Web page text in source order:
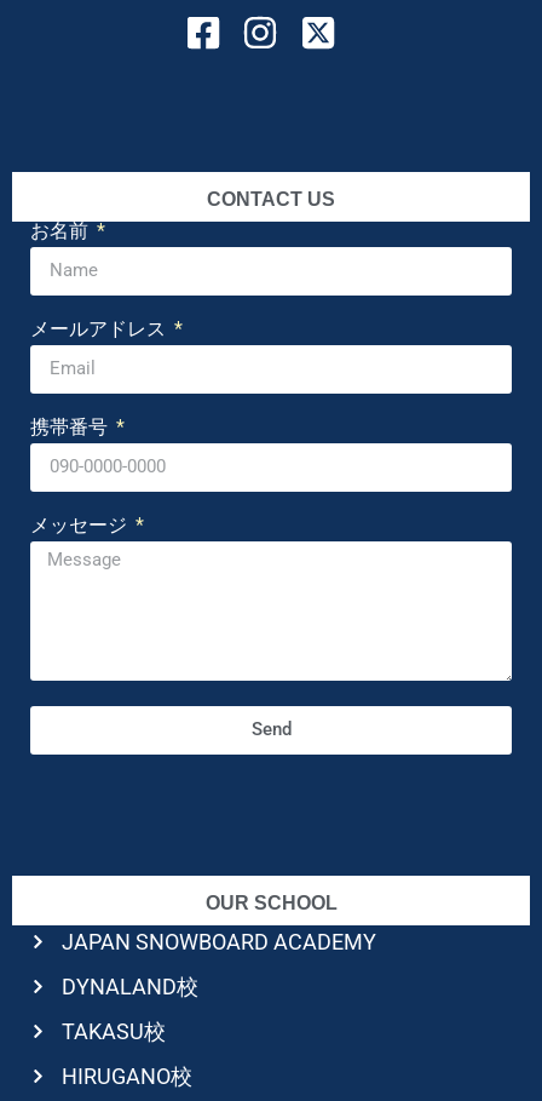
CONTACT US
お名前
メールアドレス
携帯番号
メッセージ
Send
OUR SCHOOL
JAPAN SNOWBOARD ACADEMY
DYNALAND校
TAKASU校
HIRUGANO校